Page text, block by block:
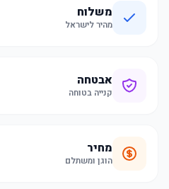
משלוח
מהיר לישראל
אבטחה
קנייה בטוחה
מחיר
הוגן ומשתלם